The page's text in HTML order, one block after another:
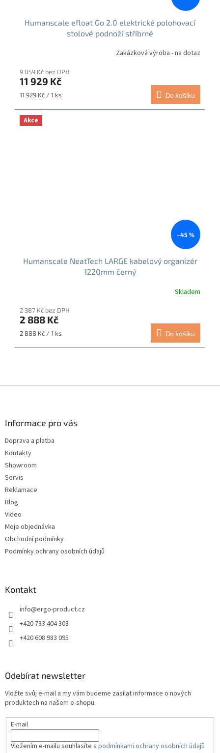
Humanscale efloat Go 2.0 elektrické polohovací
stolové podnoží stříbrné
Zakázková výroba - na dotaz
9 859 Kč bez DPH
11 929 Kč
Měrná
11 929 Kč / 1 ks Do košíku
Akce
–45 %
Humanscale NeatTech LARGE kabelový organizér
1220mm černý
produktu
je
5,0
5
Skladem
2 387 Kč bez DPH
2 888 Kč
Měrná
2 888 Kč / 1 ks Do košíku
Informace pro vás
Doprava a platba
Kontakty
Showroom
Servis
Reklamace
Blog
Video
Moje objednávka
Obchodní podmínky
Podmínky ochrany osobních údajů
Kontakt
info@ergo-product.cz
+420 733 404 303
+420 608 983 095
Odebírat newsletter
Vložte svůj e-mail a my vám budeme zasílat informace o nových
produktech na našem e-shopu.
E-mail
Vložením e-mailu souhlasíte s podmínkami ochrany osobních údajů